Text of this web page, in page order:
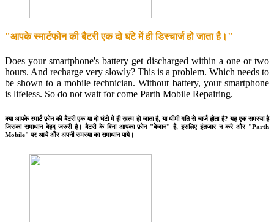
"आपके स्मार्टफोन की बैटरी एक दो घंटे में ही डिस्चार्ज हो जाता है।"
Does your smartphone's battery get discharged within a one or two
hours. And recharge very slowly? This is a problem. Which needs to
be shown to a mobile technician. Without battery, your smartphone
is lifeless. So do not wait for come Parth Mobile Repairing.
क्या आपके स्मार्ट फ़ोन की बैटरी एक या दो घंटो में ही ख़त्म हो जाता है, या धीमी गति से चार्ज होता है? यह एक समस्या है
जिसका समाधान बेहद जरुरी है। बैटरी के बिना आपका फ़ोन "बेजान" है, इसलिए इंतजार न करे और "Parth
Mobile" पर आये और अपनी समस्या का समाधान पाये।